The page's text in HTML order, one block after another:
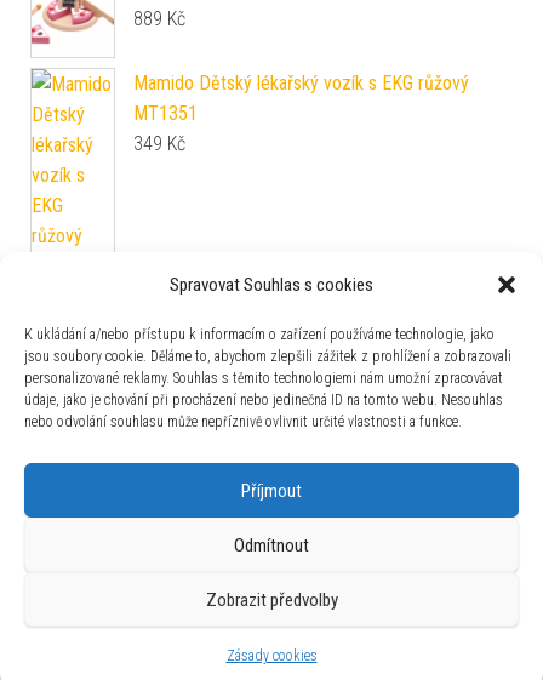
Spravovat Souhlas s cookies
K ukládání a/nebo přístupu k informacím o zařízení používáme technologie, jako
jsou soubory cookie. Děláme to, abychom zlepšili zážitek z prohlížení a zobrazovali
personalizované reklamy. Souhlas s těmito technologiemi nám umožní zpracovávat
údaje, jako je chování při procházení nebo jedinečná ID na tomto webu. Nesouhlas
nebo odvolání souhlasu může nepříznivě ovlivnit určité vlastnosti a funkce.
Příjmout
Odmítnout
Zobrazit předvolby
Zásady cookies
889 Kč
Mamido Dětský lékařský vozík s EKG růžový
MT1351
349 Kč
1:16 žluté MT1572
390Kč
Používáme WordPress (v češtině).|Šablona: Bulk Shop